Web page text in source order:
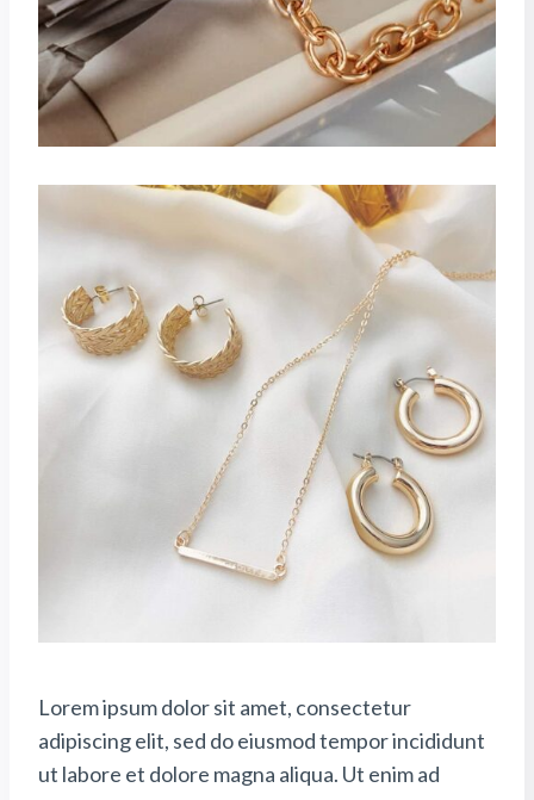
Lorem ipsum dolor sit amet, consectetur
adipiscing elit, sed do eiusmod tempor incididunt
ut labore et dolore magna aliqua. Ut enim ad